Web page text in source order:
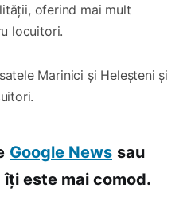
oferind mai mult
locuitori.
Marinici și Heleșteni și
Google News sau
îți este mai comod.